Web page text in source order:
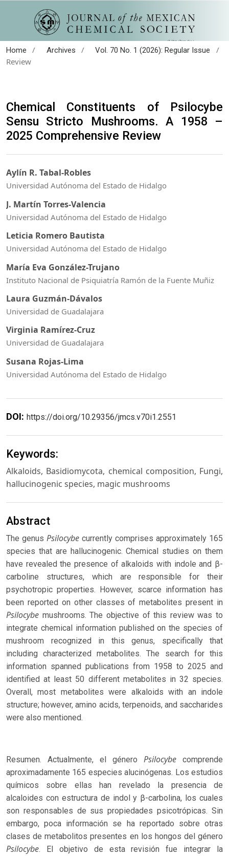
Home / Archives / Vol. 70 No. 1 (2026): Regular Issue
/
Review
Chemical Constituents of Psilocybe
Sensu Stricto Mushrooms. A 1958 –
2025 Comprehensive Review
Aylín R. Tabal-Robles
Universidad Autónoma del Estado de Hidalgo
J. Martín Torres-Valencia
Universidad Autónoma del Estado de Hidalgo
Leticia Romero Bautista
Universidad Autónoma del Estado de Hidalgo
María Eva González-Trujano
Instituto Nacional de Psiquiatría Ramón de la Fuente Muñiz
Laura Guzmán-Dávalos
Universidad de Guadalajara
Virginia Ramírez-Cruz
Universidad de Guadalajara
Susana Rojas-Lima
Universidad Autónoma del Estado de Hidalgo
DOI: https://doi.org/10.29356/jmcs.v70i1.2551
Keywords:
Alkaloids, Basidiomycota, chemical composition, Fungi,
hallucinogenic species, magic mushrooms
Abstract
The genus Psilocybe currently comprises approximately 165
species that are hallucinogenic. Chemical studies on them
have revealed the presence of alkaloids with indole and β-
carboline structures, which are responsible for their
psychotropic properties. However, scarce information has
been reported on other classes of metabolites present in
Psilocybe mushrooms. The objective of this review was to
integrate chemical information published on the species of
mushroom recognized in this genus, specifically that
including characterized metabolites. The search for this
information spanned publications from 1958 to 2025 and
identified at least 50 different metabolites in 32 species.
Overall, most metabolites were alkaloids with an indole
structure; however, amino acids, terpenoids, and saccharides
were also mentioned.
Resumen. Actualmente, el género Psilocybe comprende
aproximadamente 165 especies alucinógenas. Los estudios
químicos sobre ellas han revelado la presencia de
alcaloides con estructura de indol y β-carbolina, los cuales
son responsables de sus propiedades psicotrópicas. Sin
embargo, poca información se ha reportado sobre otras
clases de metabolitos presentes en los hongos del género
Psilocybe. El objetivo de esta revisión fue integrar la